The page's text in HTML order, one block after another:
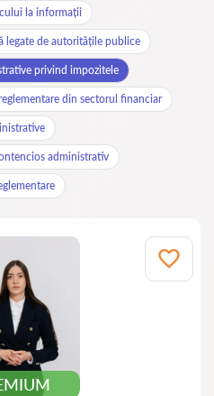
la informații
legate de autoritățile publice
privind impozitele
din sectorul financiar
administrativ